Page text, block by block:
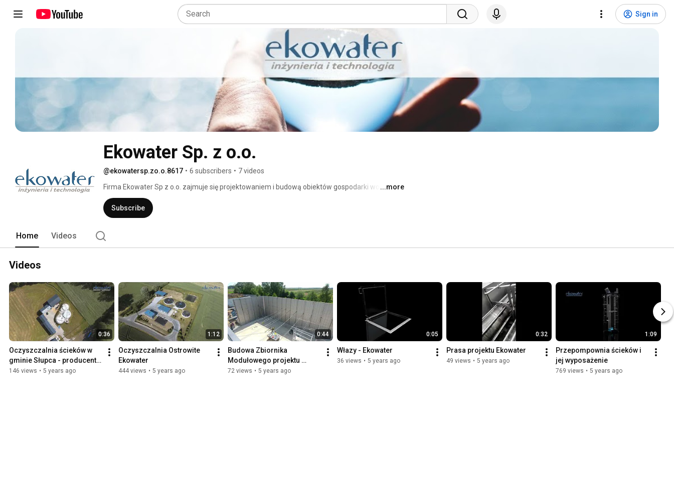
Sign in
Ekowater Sp. z o.o.
@ekowatersp.zo.o.8617 • 6 subscribers • 7 videos
Firma Ekowater Sp z o.o. zajmuje się projektowaniem i budową obiektów gospodarki wodno-
ściekowej. Potencjałem naszej firmy jest wiedza, rzetelna praca oraz doświadczenie nabyte w
trakcie realizacji wielu zadań z zakresu projektowania, budowy i modernizacji oczyszczalni
ścieków.
...more
Subscribe
Home Videos
Videos
0:36
Oczyszczalnia ścieków w
gminie Słupca - producent
urządzeń dla oczyszczalni
146 views • 5 years ago
1:12
Oczyszczalnia Ostrowite
Ekowater
444 views • 5 years ago
0:44
Budowa Zbiornika
Modułowego projektu
Ekowater
72 views • 5 years ago
0:05
Włazy - Ekowater
36 views • 5 years ago
0:32
Prasa projektu Ekowater
49 views • 5 years ago
1:09
Przepompownia ścieków i
jej wyposażenie
769 views • 5 years ago